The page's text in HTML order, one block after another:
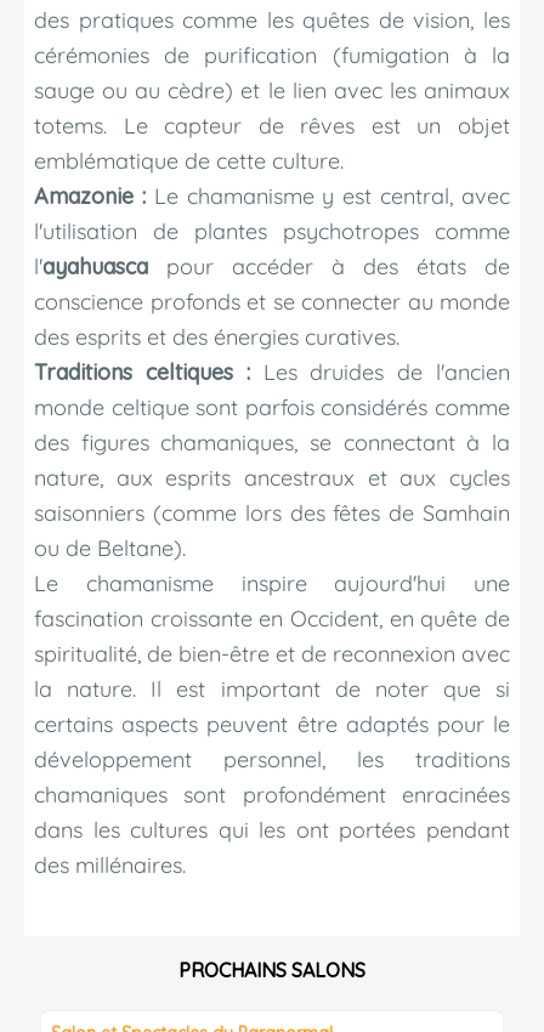
des pratiques comme les quêtes de vision, les
cérémonies de purification (fumigation à la
sauge ou au cèdre) et le lien avec les animaux
totems. Le capteur de rêves est un objet
emblématique de cette culture.
Amazonie :Le chamanisme y est central, avec
l'utilisation de plantes psychotropes comme
l'ayahuasca pour accéder à des états de
conscience profonds et se connecter au monde
des esprits et des énergies curatives.
Traditions celtiques :Les druides de l'ancien
monde celtique sont parfois considérés comme
des figures chamaniques, se connectant à la
nature, aux esprits ancestraux et aux cycles
saisonniers (comme lors des fêtes de Samhain
ou de Beltane).
Le chamanisme inspire aujourd'hui une
fascination croissante en Occident, en quête de
spiritualité, de bien-être et de reconnexion avec
la nature. Il est important de noter que si
certains aspects peuvent être adaptés pour le
développement personnel, les traditions
chamaniques sont profondément enracinées
dans les cultures qui les ont portées pendant
des millénaires.
PROCHAINS SALONS